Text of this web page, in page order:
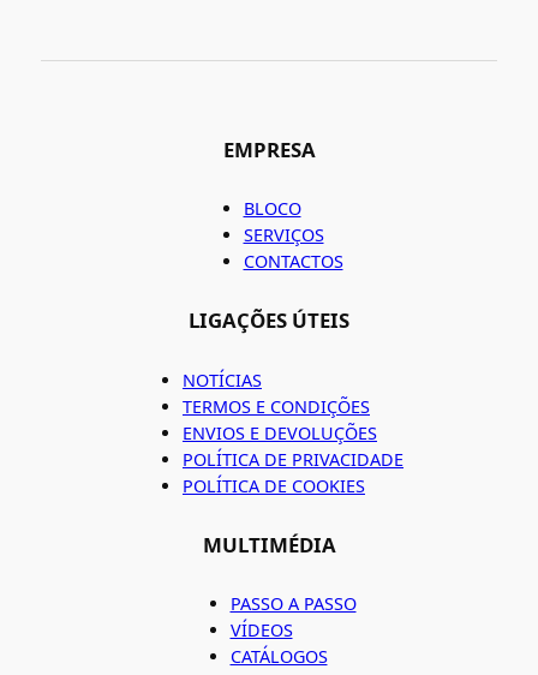
EMPRESA
BLOCO
SERVIÇOS
CONTACTOS
LIGAÇÕES ÚTEIS
NOTÍCIAS
TERMOS E CONDIÇÕES
ENVIOS E DEVOLUÇÕES
POLÍTICA DE PRIVACIDADE
POLÍTICA DE COOKIES
MULTIMÉDIA
PASSO A PASSO
VÍDEOS
CATÁLOGOS